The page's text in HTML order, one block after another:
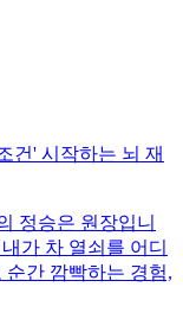
건' 시작하는 뇌 재
정승은 원장입니
가 차 열쇠를 어디
간 깜빡하는 경험,